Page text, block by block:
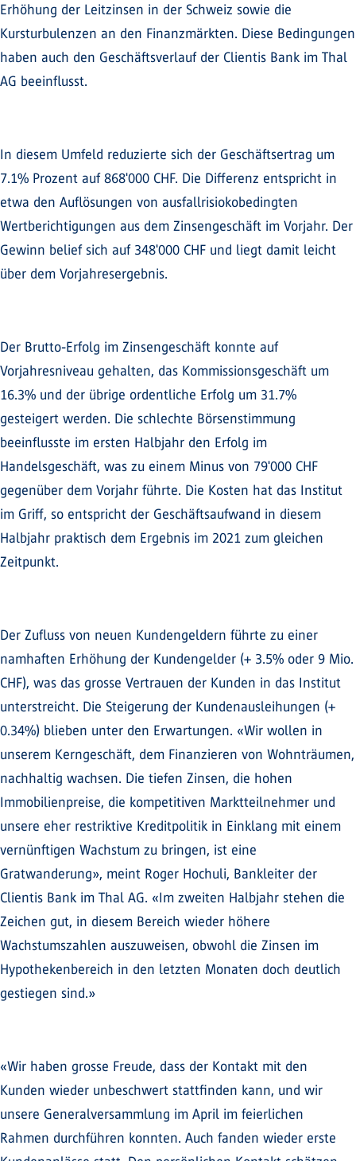
Erhöhung der Leitzinsen in der Schweiz sowie die
Kursturbulenzen an den Finanzmärkten. Diese Bedingungen
haben auch den Geschäftsverlauf der Clientis Bank im Thal
AG beeinflusst.
In diesem Umfeld reduzierte sich der Geschäftsertrag um
7.1% Prozent auf 868'000 CHF. Die Differenz entspricht in
etwa den Auflösungen von ausfallrisiokobedingten
Wertberichtigungen aus dem Zinsengeschäft im Vorjahr. Der
Gewinn belief sich auf 348'000 CHF und liegt damit leicht
über dem Vorjahresergebnis.
Der Brutto-Erfolg im Zinsengeschäft konnte auf
Vorjahresniveau gehalten, das Kommissionsgeschäft um
16.3% und der übrige ordentliche Erfolg um 31.7%
gesteigert werden. Die schlechte Börsenstimmung
beeinflusste im ersten Halbjahr den Erfolg im
Handelsgeschäft, was zu einem Minus von 79'000 CHF
gegenüber dem Vorjahr führte. Die Kosten hat das Institut
im Griff, so entspricht der Geschäftsaufwand in diesem
Halbjahr praktisch dem Ergebnis im 2021 zum gleichen
Zeitpunkt.
Der Zufluss von neuen Kundengeldern führte zu einer
namhaften Erhöhung der Kundengelder (+ 3.5% oder 9 Mio.
CHF), was das grosse Vertrauen der Kunden in das Institut
unterstreicht. Die Steigerung der Kundenausleihungen (+
0.34%) blieben unter den Erwartungen. «Wir wollen in
unserem Kerngeschäft, dem Finanzieren von Wohnträumen,
nachhaltig wachsen. Die tiefen Zinsen, die hohen
Immobilienpreise, die kompetitiven Marktteilnehmer und
unsere eher restriktive Kreditpolitik in Einklang mit einem
vernünftigen Wachstum zu bringen, ist eine
Gratwanderung», meint Roger Hochuli, Bankleiter der
Clientis Bank im Thal AG. «Im zweiten Halbjahr stehen die
Zeichen gut, in diesem Bereich wieder höhere
Wachstumszahlen auszuweisen, obwohl die Zinsen im
Hypothekenbereich in den letzten Monaten doch deutlich
gestiegen sind.»
«Wir haben grosse Freude, dass der Kontakt mit den
Kunden wieder unbeschwert stattfinden kann, und wir
unsere Generalversammlung im April im feierlichen
Rahmen durchführen konnten. Auch fanden wieder erste